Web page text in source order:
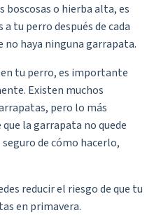
boscosas o hierba alta, es
tu perro después de cada
no haya ninguna garrapata.
tu perro, es importante
Existen muchos
pero lo más
la garrapata no quede
de cómo hacerlo,
reducir el riesgo de que tu
en primavera.